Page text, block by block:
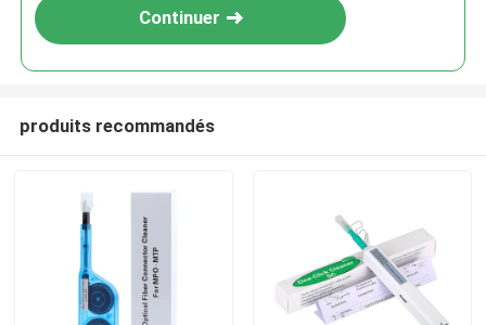
Continuer
produits recommandés